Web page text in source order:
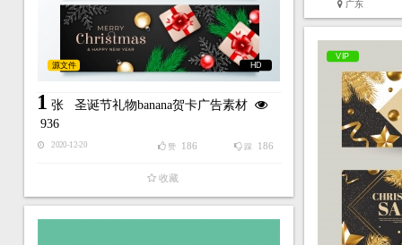
广东
HD
源文件
1 张 圣诞节礼物banana贺卡广告素材
936
2020-12-20 踩 186
赞 186
收藏
VIP